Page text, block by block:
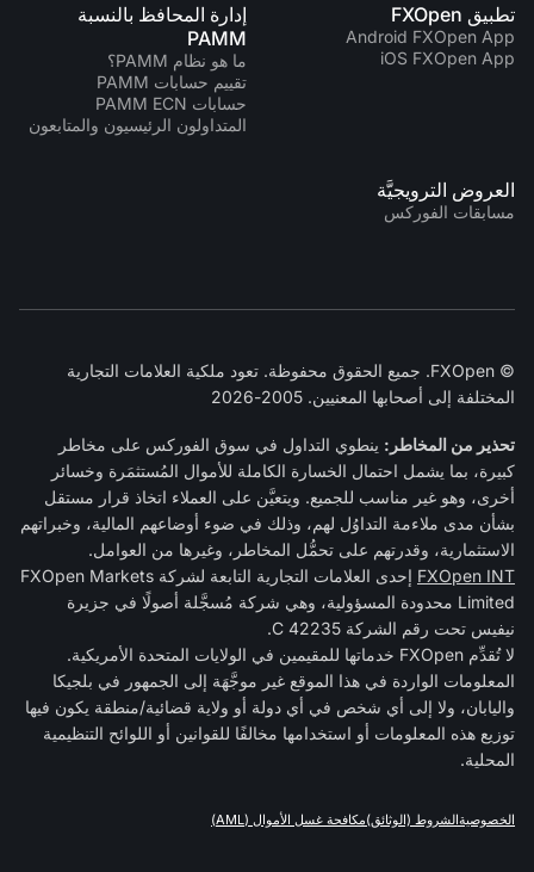
تطبيق FXOpen
Android FXOpen App
iOS FXOpen App
إدارة المحافظ بالنسبة
PAMM
ما هو نظام PAMM؟
تقييم حسابات PAMM
حسابات PAMM ECN
المتداولون الرئيسيون والمتابعون
العروض الترويجيَّة
مسابقات الفوركس
© FXOpen. جميع الحقوق محفوظة. تعود ملكية العلامات التجارية
المختلفة إلى أصحابها المعنيين. 2005-2026
تحذير من المخاطر: ينطوي التداول في سوق الفوركس على مخاطر
كبيرة، بما يشمل احتمال الخسارة الكاملة للأموال المُستثمَرة وخسائر
أخرى، وهو غير مناسب للجميع. ويتعيَّن على العملاء اتخاذ قرار مستقل
بشأن مدى ملاءمة التداوُل لهم، وذلك في ضوء أوضاعهم المالية، وخبراتهم
الاستثمارية، وقدرتهم على تحمُّل المخاطر، وغيرها من العوامل.
FXOpen INT
إحدى العلامات التجارية التابعة لشركة FXOpen Markets
Limited محدودة المسؤولية، وهي شركة مُسجَّلة أصولًا في جزيرة
نيفيس تحت رقم الشركة C 42235.
لا تُقدِّم FXOpen خدماتها للمقيمين في الولايات المتحدة الأمريكية.
المعلومات الواردة في هذا الموقع غير موجَّهَة إلى الجمهور في بلجيكا
واليابان، ولا إلى أي شخص في أي دولة أو ولاية قضائية/منطقة يكون فيها
توزيع هذه المعلومات أو استخدامها مخالفًا للقوانين أو اللوائح التنظيمية
المحلية.
الخصوصيةالشروط (الوثائق)مكافحة غسل الأموال (AML)